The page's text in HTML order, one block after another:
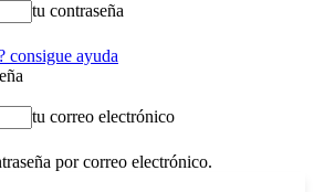
tu contraseña
consigue ayuda
tu correo electrónico
por correo electrónico.